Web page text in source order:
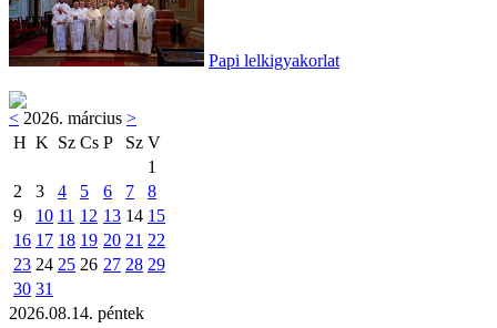
Papi lelkigyakorlat
< 2026. március >
H K Sz Cs P Sz V
1
2
3 4 5 6 7
8
9
10 11 12 13 14 15
16 17 18 19 20 21 22
23 24 25 26 27 28 29
30 31
2026.08.14. péntek